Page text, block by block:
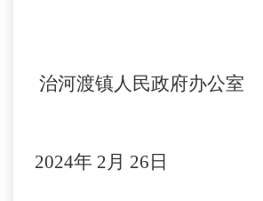
治河渡镇人民政府办公室
2024年 2月 26 日